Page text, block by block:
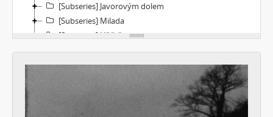
[Subseries] Javorovým dolem
[Subseries] Milada
[Subseries] Hřiště
[Subseries] Image Maker
[Subseries] Možná